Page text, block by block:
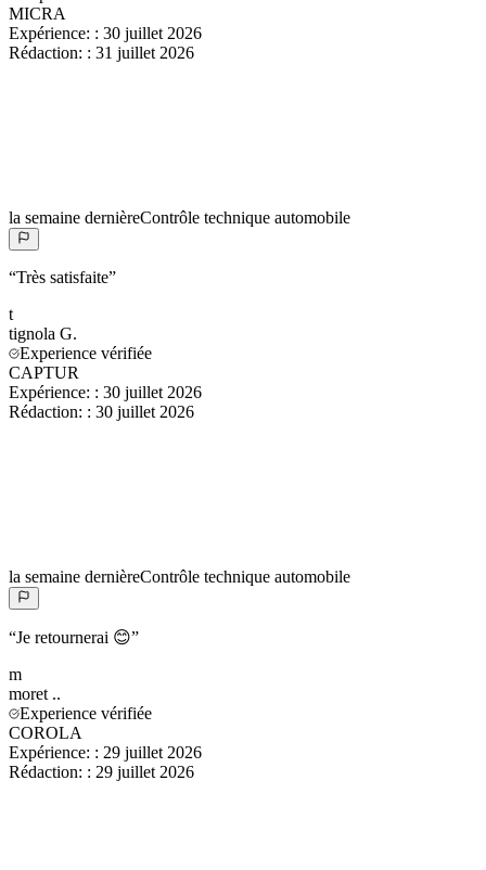
MICRA
Expérience: : 30 juillet 2026
Rédaction: : 31 juillet 2026
la semaine dernièreContrôle technique automobile
“Très satisfaite”
t
tignola G.
Experience vérifiée
CAPTUR
Expérience: : 30 juillet 2026
Rédaction: : 30 juillet 2026
la semaine dernièreContrôle technique automobile
“Je retournerai 😊”
m
moret ..
Experience vérifiée
COROLA
Expérience: : 29 juillet 2026
Rédaction: : 29 juillet 2026